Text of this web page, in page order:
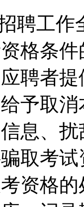
聘工
格条
聘者
予取
息、
取考
资格